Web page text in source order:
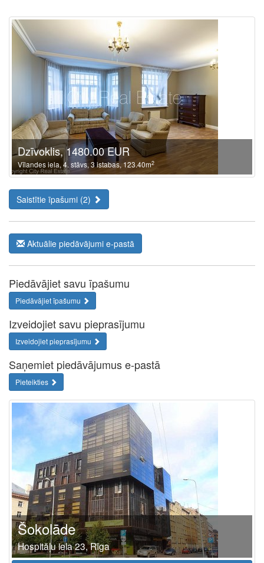
Dzīvoklis, 1480.00 EUR
Vīlandes iela, 4. stāvs, 3 istabas, 123.40m2
Saistītie īpašumi (2)
Aktuālie piedāvājumi e-pastā
Piedāvājiet savu īpašumu
Piedāvājiet īpašumu
Izveidojiet savu pieprasījumu
Izveidojiet pieprasījumu
Saņemiet piedāvājumus e-pastā
Pieteikties
Šokolāde
Hospitāļu iela 23, Rīga